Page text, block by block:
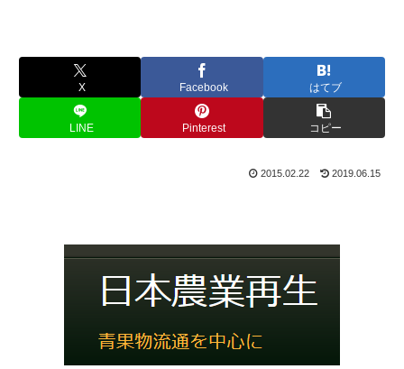
X Facebook はてブ
LINE Pinterest コピー
2015.02.22 2019.06.15